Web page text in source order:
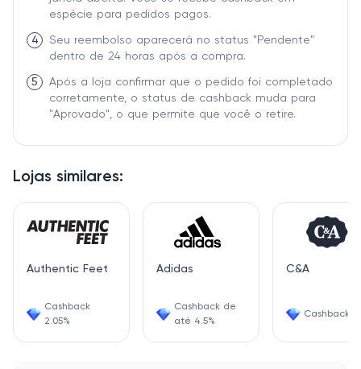
Lojas similares:
Authentic Feet
Cashback
2.05%
Adidas
Cashback de
até 4.5%
C&A
Cashback
espécie para pedidos pagos.
4
Seu reembolso aparecerá no status "Pendente"
dentro de 24 horas após a compra.
5
Após a loja confirmar que o pedido foi completado
corretamente, o status de cashback muda para
"Aprovado", o que permite que você o retire.